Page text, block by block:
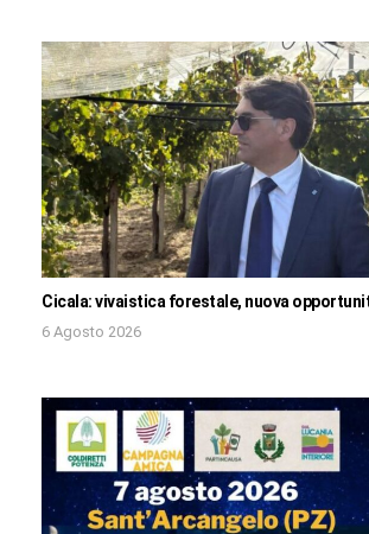
Cicala: vivaistica forestale, nuova
6 Agosto 2026